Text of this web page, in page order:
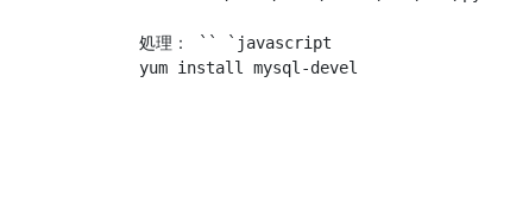
処理： `` `javascript